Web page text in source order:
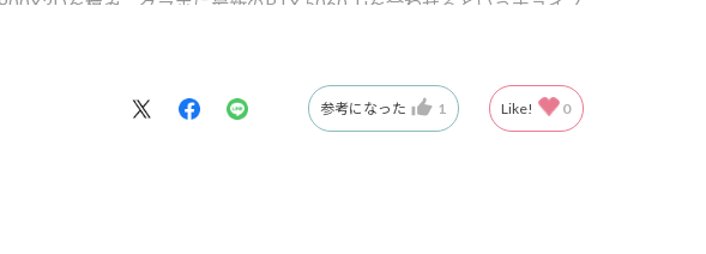
」に妥協がない。 実際に動かしてみると、フレームレートの安定感が
質を落とされがちで怖いんですよね。でも、このJG-A7G6Tは違いま
参考になった 1 Like! 0